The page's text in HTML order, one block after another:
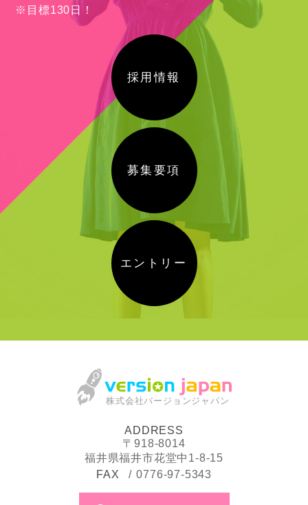
※目標130日！
採用情報
募集要項
エントリー
株式会社バージョンジャパン
ADDRESS
〒918-8014
福井県福井市花堂中1-8-15
FAX
0776-97-5343